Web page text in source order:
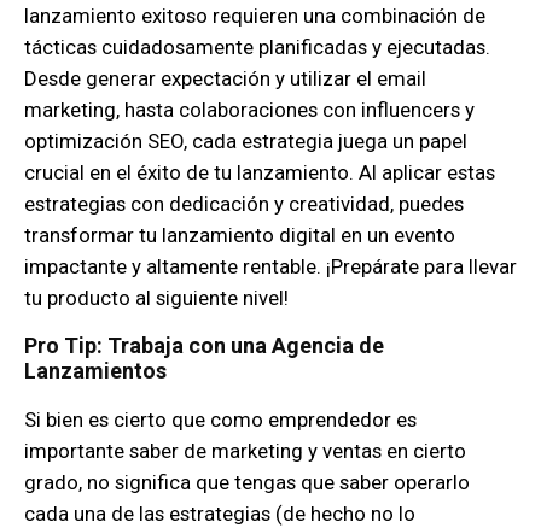
lanzamiento exitoso requieren una combinación de
tácticas cuidadosamente planificadas y ejecutadas.
Desde generar expectación y utilizar el email
marketing, hasta colaboraciones con influencers y
optimización SEO, cada estrategia juega un papel
crucial en el éxito de tu lanzamiento. Al aplicar estas
estrategias con dedicación y creatividad, puedes
transformar tu lanzamiento digital en un evento
impactante y altamente rentable. ¡Prepárate para llevar
tu producto al siguiente nivel!
Pro Tip: Trabaja con una Agencia de
Lanzamientos
Si bien es cierto que como emprendedor es
importante saber de marketing y ventas en cierto
grado, no significa que tengas que saber operarlo
cada una de las estrategias (de hecho no lo